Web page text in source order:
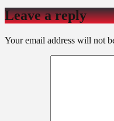
Leave a reply
Your email address will not